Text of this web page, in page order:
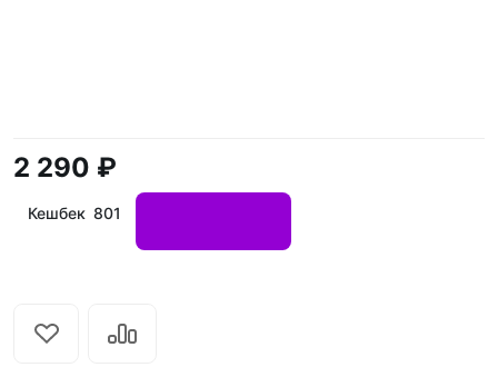
2 290 ₽
Кешбек 801